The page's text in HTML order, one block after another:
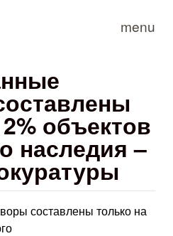
menu
объектов
наследия –
составлены только на